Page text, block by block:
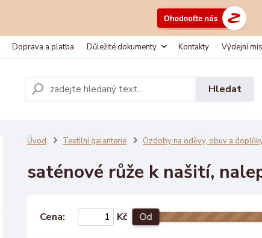
Doprava a platba Důležité dokumenty Kontakty Výdejní
Hledat
Úvod Textilní galanterie Ozdoby na oděvy, obuv a
saténové růže k našití,
Cena: Kč Od